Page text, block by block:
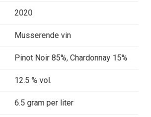
2020
Musserende vin
Pinot Noir 85%, Chardonnay 15%
12.5 % vol.
6.5 gram per liter